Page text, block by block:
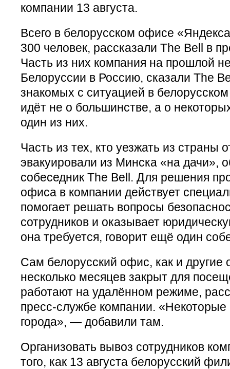
компании 13 августа.
Всего в белорусском офисе
300 человек, рассказали The Bell в
Часть из них компания на прошлой
Белоруссии в Россию, сказали The
знакомых с ситуацией в
идёт не о большинстве, а о
один из них.
Часть из тех, кто уезжать из страны
эвакуировали из Минска «на дачи»,
собеседник The Bell. Для решения
офиса в компании действует
помогает решать вопросы
сотрудников и оказывает
она требуется, говорит ещё один
Сам белорусский офис, как и
несколько месяцев закрыт для
работают на удалённом режиме,
пресс-службе компании. «Некоторые
города», — добавили там.
Организовать вывоз сотрудников
того, как 13 августа белорусский